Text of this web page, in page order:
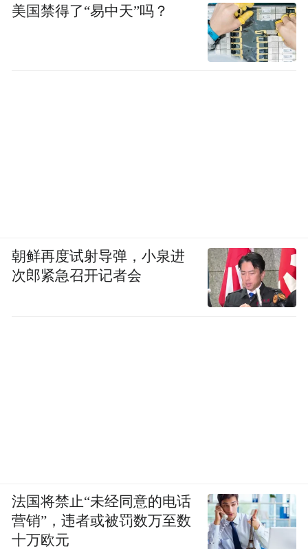
美国禁得了“易中天”吗？
朝鲜再度试射导弹，小泉进
次郎紧急召开记者会
法国将禁止“未经同意的电话
营销”，违者或被罚数万至数
十万欧元